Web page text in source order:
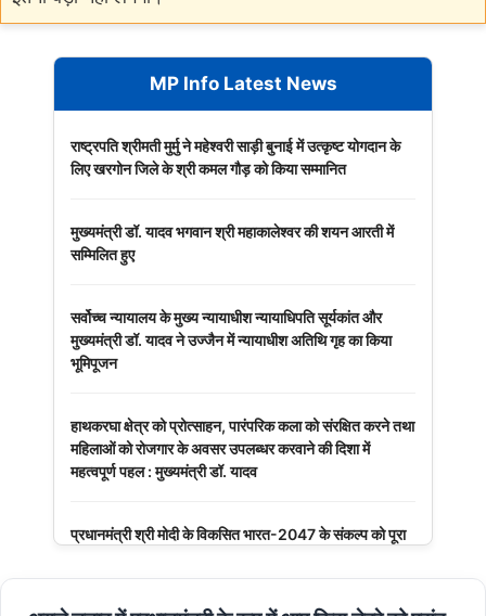
MP Info Latest News
राष्ट्रपति श्रीमती मुर्मु ने महेश्वरी साड़ी बुनाई में उत्कृष्ट योगदान के
लिए खरगोन जिले के श्री कमल गौड़ को किया सम्मानित
मुख्यमंत्री डॉ. यादव भगवान श्री महाकालेश्‍वर की शयन आरती में
सम्मिलित हुए
सर्वोच्च न्यायालय के मुख्‍य न्‍यायाधीश न्यायाधिपति सूर्यकांत और
मुख्यमंत्री डॉ. यादव ने उज्जैन में न्यायाधीश अतिथि गृह का किया
भूमिपूजन
हाथकरघा क्षेत्र को प्रोत्साहन, पारंपरिक कला को संरक्षित करने तथा
महिलाओं को रोजगार के अवसर उपलब्धर करवाने की दिशा में
महत्वपूर्ण पहल : मुख्यमंत्री डॉ. यादव
प्रधानमंत्री श्री मोदी के विकसित भारत-2047 के संकल्प को पूरा